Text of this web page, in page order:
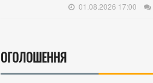
01.08.2026 17:00
ОГОЛОШЕННЯ